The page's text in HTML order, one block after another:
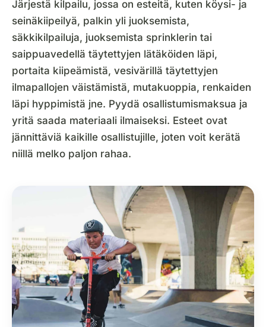
Järjestä kilpailu, jossa on esteitä, kuten köysi- ja
seinäkiipeilyä, palkin yli juoksemista,
säkkikilpailuja, juoksemista sprinklerin tai
saippuavedellä täytettyjen lätäköiden läpi,
portaita kiipeämistä, vesivärillä täytettyjen
ilmapallojen väistämistä, mutakuoppia, renkaiden
läpi hyppimistä jne. Pyydä osallistumismaksua ja
yritä saada materiaali ilmaiseksi. Esteet ovat
jännittäviä kaikille osallistujille, joten voit kerätä
niillä melko paljon rahaa.